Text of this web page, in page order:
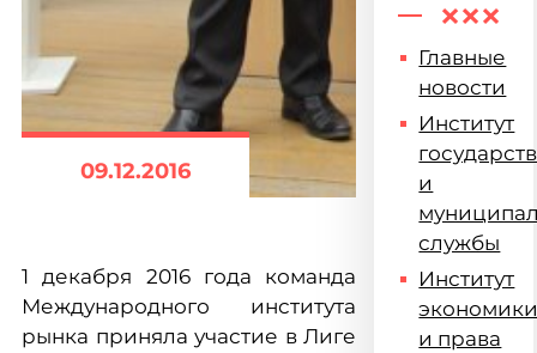
09.12.2016
1 декабря 2016 года команда
Международного института
рынка приняла участие в Лиге
Главные
новости
Институт
и
службы
Институт
и права